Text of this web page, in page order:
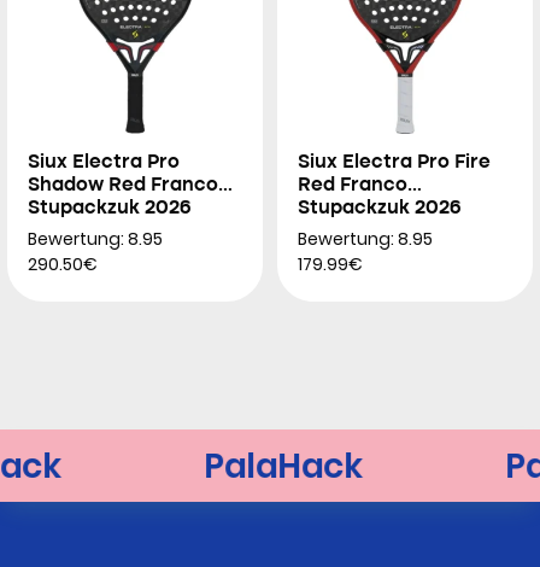
Siux Electra Pro
Shadow Red Franco
Stupackzuk 2026
Bewertung: 8.95
290.50€
Siux Electra Pro Fire
Red Franco
Stupackzuk 2026
Bewertung: 8.95
179.99€